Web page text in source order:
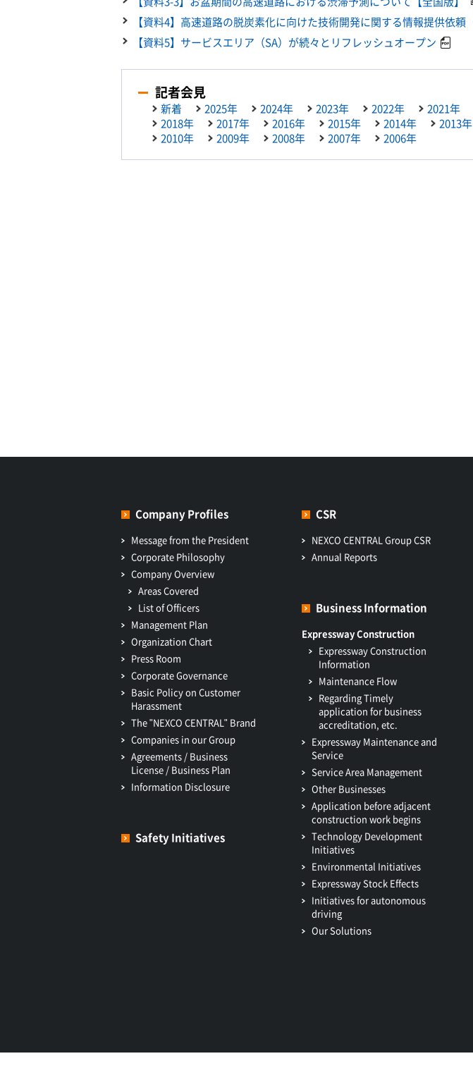
【資料4】高速道路の脱炭素化に向けた技術開発に関する情報提供依頼
【資料5】サービスエリア（SA）が続々とリフレッシュオープン
記者会見
新着 2025年 2024年 2023年 2022年 2021年
2018年
2017年 2016年 2015年 2014年 2013年
2010年
2009年 2008年 2007年 2006年
Company Profiles
Message from the President
Corporate Philosophy
Company Overview
Areas Covered
List of Officers
Management Plan
Organization Chart
Press Room
Corporate Governance
Basic Policy on Customer
Harassment
The "NEXCO CENTRAL" Brand
Companies in our Group
Agreements / Business
License / Business Plan
Information Disclosure
Safety Initiatives
CSR
NEXCO CENTRAL Group CSR
Annual Reports
Business Information
Expressway Construction
Expressway Construction
Information
Maintenance Flow
Regarding Timely
application for business
accreditation, etc.
Expressway Maintenance and
Service
Service Area Management
Other Businesses
Application before adjacent
construction work begins
Technology Development
Initiatives
Environmental Initiatives
Expressway Stock Effects
Initiatives for autonomous
driving
Our Solutions